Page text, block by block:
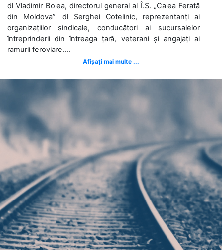
dl Vladimir Bolea, directorul general al Î.S. „Calea Ferată
din Moldova”, dl Serghei Cotelinic, reprezentanți ai
organizațiilor sindicale, conducători ai sucursalelor
întreprinderii din întreaga țară, veterani și angajați ai
ramurii feroviare....
Afișați mai multe ...